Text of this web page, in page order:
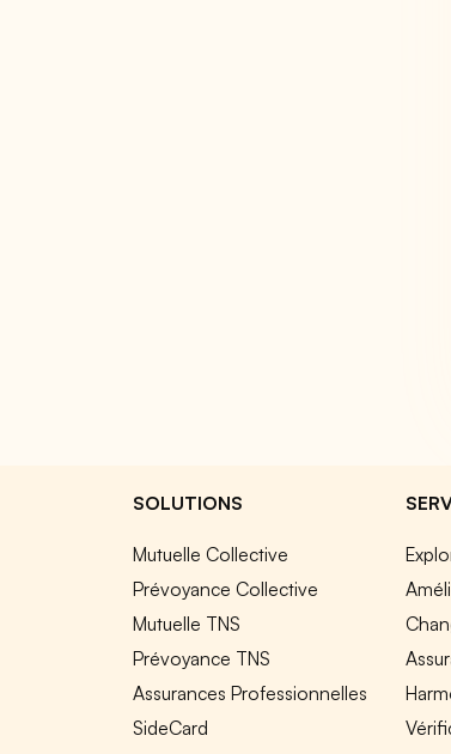
SOLUTIONS
Mutuelle Collective
Prévoyance Collective
Mutuelle TNS
Prévoyance TNS
Assurances Professionnelles
SideCard